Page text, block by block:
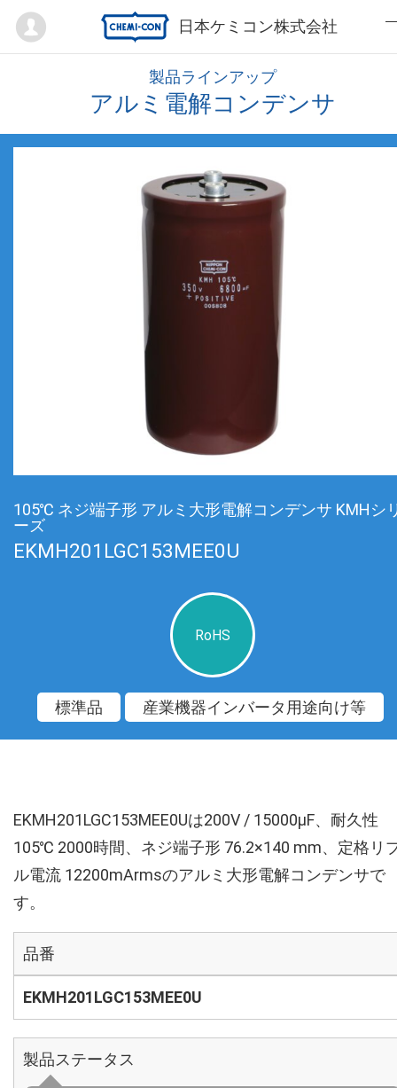
日本ケミコン株式会社
Mypage
製品ラインアップ
アルミ電解コンデンサ
105℃ ネジ端子形 アルミ大形電解コンデンサ KMHシ
ーズ
EKMH201LGC153MEE0U
RoHS
標準品 産業機器インバータ用途向け等
EKMH201LGC153MEE0Uは200V / 15000µF、耐久性
105℃ 2000時間、ネジ端子形 76.2×140 mm、定格リ
ル電流 12200mArmsのアルミ大形電解コンデンサで
す。
品番
EKMH201LGC153MEE0U
製品ステータス